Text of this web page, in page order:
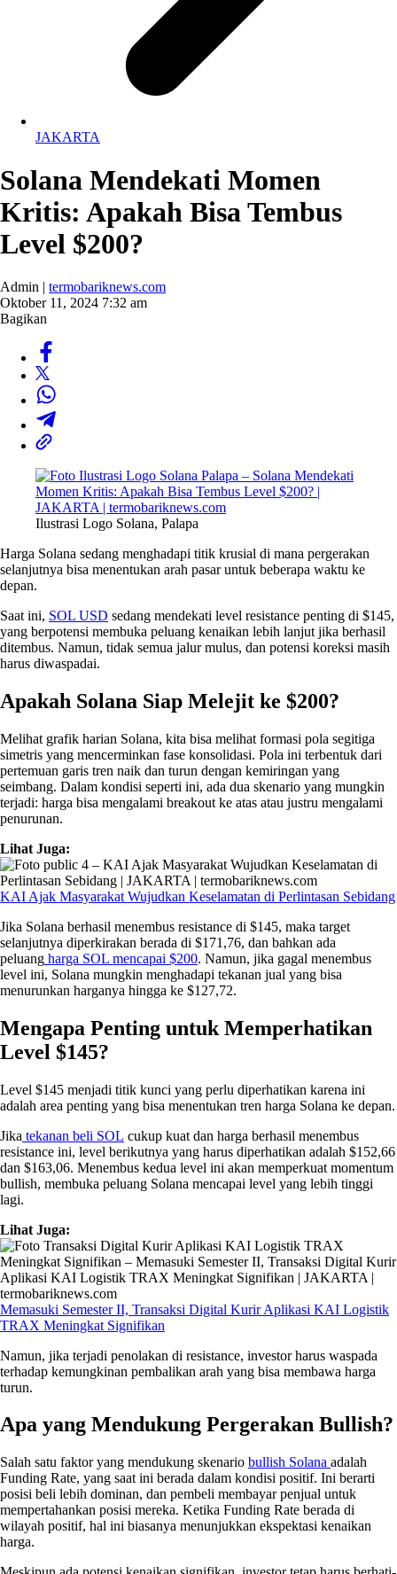
JAKARTA
Solana Mendekati Momen
Kritis: Apakah Bisa Tembus
Level $200?
Admin | termobariknews.com
Oktober 11, 2024 7:32 am
Bagikan
Ilustrasi Logo Solana, Palapa
Harga Solana sedang menghadapi titik krusial di mana pergerakan
selanjutnya bisa menentukan arah pasar untuk beberapa waktu ke
depan.
Saat ini, SOL USD sedang mendekati level resistance penting di $145,
yang berpotensi membuka peluang kenaikan lebih lanjut jika berhasil
ditembus. Namun, tidak semua jalur mulus, dan potensi koreksi masih
harus diwaspadai.
Apakah Solana Siap Melejit ke $200?
Melihat grafik harian Solana, kita bisa melihat formasi pola segitiga
simetris yang mencerminkan fase konsolidasi. Pola ini terbentuk dari
pertemuan garis tren naik dan turun dengan kemiringan yang
seimbang. Dalam kondisi seperti ini, ada dua skenario yang mungkin
terjadi: harga bisa mengalami breakout ke atas atau justru mengalami
penurunan.
Lihat Juga:
KAI Ajak Masyarakat Wujudkan Keselamatan di Perlintasan Sebidang
Jika Solana berhasil menembus resistance di $145, maka target
selanjutnya diperkirakan berada di $171,76, dan bahkan ada
peluang harga SOL mencapai $200. Namun, jika gagal menembus
level ini, Solana mungkin menghadapi tekanan jual yang bisa
menurunkan harganya hingga ke $127,72.
Mengapa Penting untuk Memperhatikan
Level $145?
Level $145 menjadi titik kunci yang perlu diperhatikan karena ini
adalah area penting yang bisa menentukan tren harga Solana ke depan.
Jika tekanan beli SOL cukup kuat dan harga berhasil menembus
resistance ini, level berikutnya yang harus diperhatikan adalah $152,66
dan $163,06. Menembus kedua level ini akan memperkuat momentum
bullish, membuka peluang Solana mencapai level yang lebih tinggi
lagi.
Lihat Juga:
Memasuki Semester II, Transaksi Digital Kurir Aplikasi KAI Logistik
TRAX Meningkat Signifikan
Namun, jika terjadi penolakan di resistance, investor harus waspada
terhadap kemungkinan pembalikan arah yang bisa membawa harga
turun.
Apa yang Mendukung Pergerakan Bullish?
Salah satu faktor yang mendukung skenario bullish Solana adalah
Funding Rate, yang saat ini berada dalam kondisi positif. Ini berarti
posisi beli lebih dominan, dan pembeli membayar penjual untuk
mempertahankan posisi mereka. Ketika Funding Rate berada di
wilayah positif, hal ini biasanya menunjukkan ekspektasi kenaikan
harga.